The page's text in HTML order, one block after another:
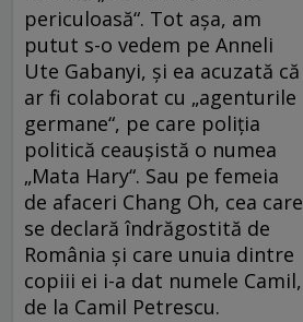
periculoasă“. Tot aşa, am
putut s-o vedem pe Anneli
Ute Gabanyi, şi ea acuzată că
ar fi colaborat cu „agenturile
germane“, pe care poliţia
politică ceauşistă o numea
„Mata Hary“. Sau pe femeia
de afaceri Chang Oh, cea care
se declară îndrăgostită de
România şi care unuia dintre
copiii ei i-a dat numele Camil,
de la Camil Petrescu.